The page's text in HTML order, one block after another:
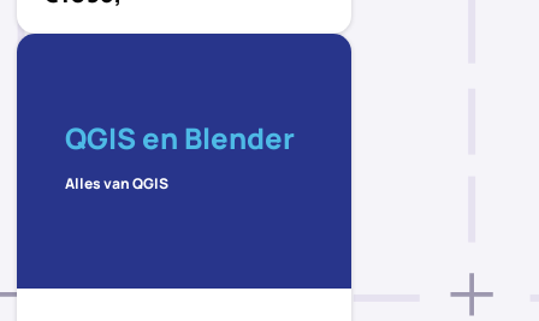
QGIS en Blender
Alles van QGIS